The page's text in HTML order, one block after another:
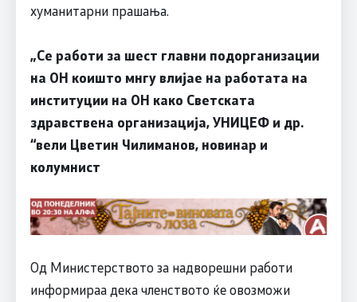
хуманитарни прашања.
„Се работи за шест главни подорганизации
на ОН коишто мнгу влијае на работата на
институции на ОН како Светската
здравствена организација, УНИЦЕФ и др.
“вели Цветин Чилиманов, новинар и
колумнист
Од Министерството за надворешни работи
информираа дека членството ќе овозможи